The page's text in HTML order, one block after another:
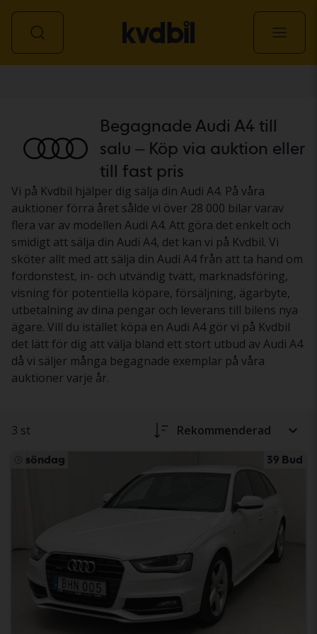
Begagnade Audi A4 till
salu – Köp via auktion eller
till fast pris
Vi på Kvdbil hjälper dig sälja din Audi A4. På våra
auktioner förra året sålde vi över 28 000 bilar varav
flera var av modellen Audi A4. Att göra det enkelt och
smidigt att sälja din Audi A4, det kan vi på Kvdbil. Vi
sköter allt med att sälja din Audi A4 från att ta hand om
fordonstest, in- och utvändig tvätt, marknadsföring,
visning för potentiella köpare, försäljning, ägarbyte,
utbetalning av dina pengar och leverans till bilens nya
ägare. Vill du istället köpa en Audi A4 gör vi på Kvdbil
det lätt för dig att välja bland ett stort utbud av Audi A4
då vi säljer många begagnade exemplar på våra
auktioner varje år.
3 st Rekommenderad
söndag 39 Bud